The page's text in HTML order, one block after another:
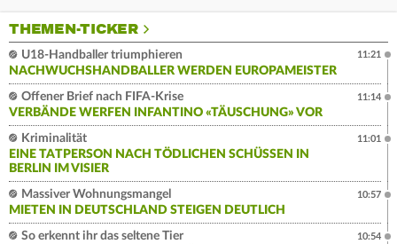
THEMEN-TICKER
U18-Handballer triumphieren
NACHWUCHSHANDBALLER WERDEN EUROPAMEISTER
11:21
Offener Brief nach FIFA-Krise
VERBÄNDE WERFEN INFANTINO «TÄUSCHUNG» VOR
11:14
Kriminalität
EINE TATPERSON NACH TÖDLICHEN SCHÜSSEN IN
BERLIN IM VISIER
11:01
Massiver Wohnungsmangel
MIETEN IN DEUTSCHLAND STEIGEN DEUTLICH
10:57
So erkennt ihr das seltene Tier
10:54